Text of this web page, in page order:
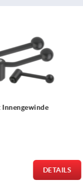
mit Außengewinde
DETAILS